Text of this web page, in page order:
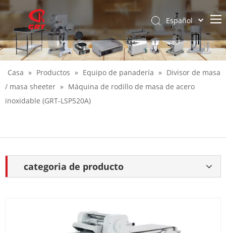
Español
English
Casa » Productos » Equipo de panadería » Divisor de masa
/ masa sheeter » Máquina de rodillo de masa de acero
inoxidable (GRT-LSP520A)
categoria de producto